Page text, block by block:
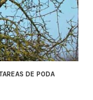
DE PODA